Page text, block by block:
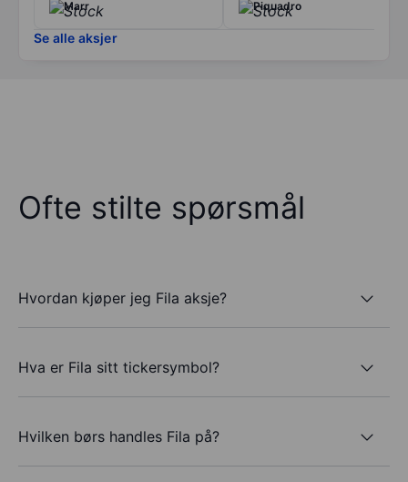
Marr Piquadro
Se alle aksjer
Ofte stilte spørsmål
Hvordan kjøper jeg Fila aksje?
Hva er Fila sitt tickersymbol?
Hvilken børs handles Fila på?